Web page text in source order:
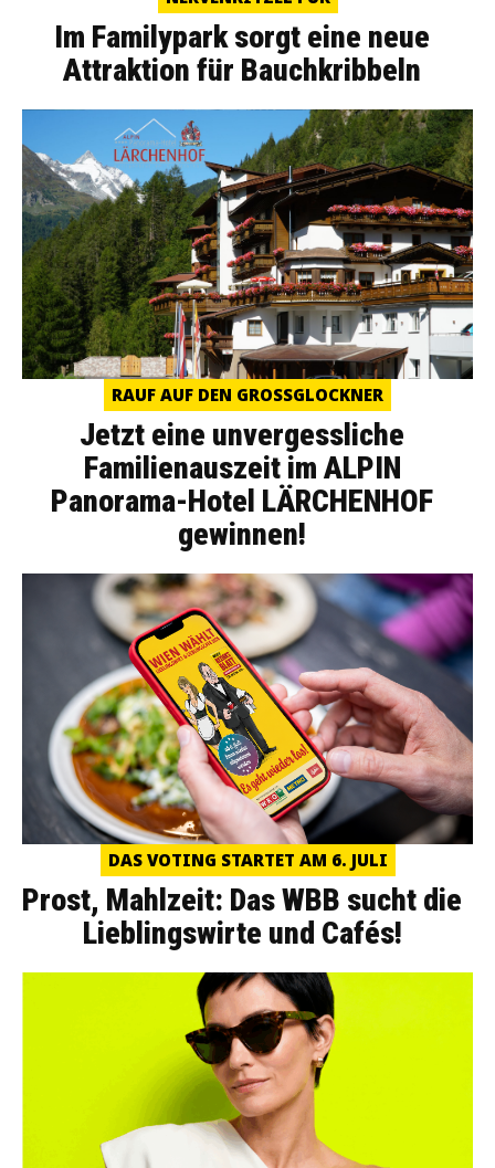
Im Familypark sorgt eine neue
Attraktion für Bauchkribbeln
RAUF AUF DEN GROSSGLOCKNER
Jetzt eine unvergessliche
Familienauszeit im ALPIN
Panorama-Hotel LÄRCHENHOF
gewinnen!
DAS VOTING STARTET AM 6. JULI
Prost, Mahlzeit: Das WBB sucht die
Lieblingswirte und Cafés!